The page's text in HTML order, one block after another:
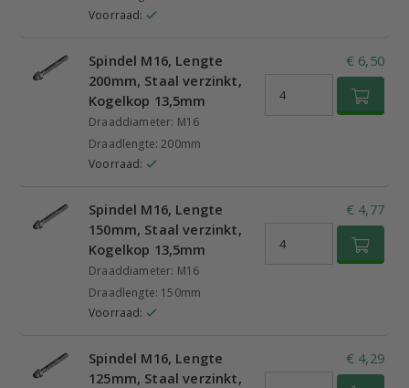
Voorraad:
Spindel M16, Lengte
200mm, Staal verzinkt,
Kogelkop 13,5mm
Draaddiameter: M16
Draadlengte: 200mm
Voorraad:
€ 6,50
Spindel M16, Lengte
150mm, Staal verzinkt,
Kogelkop 13,5mm
Draaddiameter: M16
Draadlengte: 150mm
Voorraad:
€ 4,77
Spindel M16, Lengte
125mm, Staal verzinkt,
€ 4,29